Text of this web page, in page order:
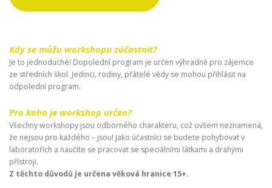
Kdy se můžu workshopu zúčastnit?
Je to jednoduché! Dopolední program je určen výhradně pro zájemce
ze středních škol. Jedinci, rodiny, přátelé vědy se mohou přihlásit na
odpolední program.
Pro koho je workshop určen?
Všechny workshopy jsou odborného charakteru, což ovšem neznamená,
že nejsou pro každého – jsou! Jako účastníci se budete pohybovat v
laboratořích a naučíte se pracovat se speciálními látkami a drahými
přístroji.
Z těchto důvodů je určena věková hranice 15+.